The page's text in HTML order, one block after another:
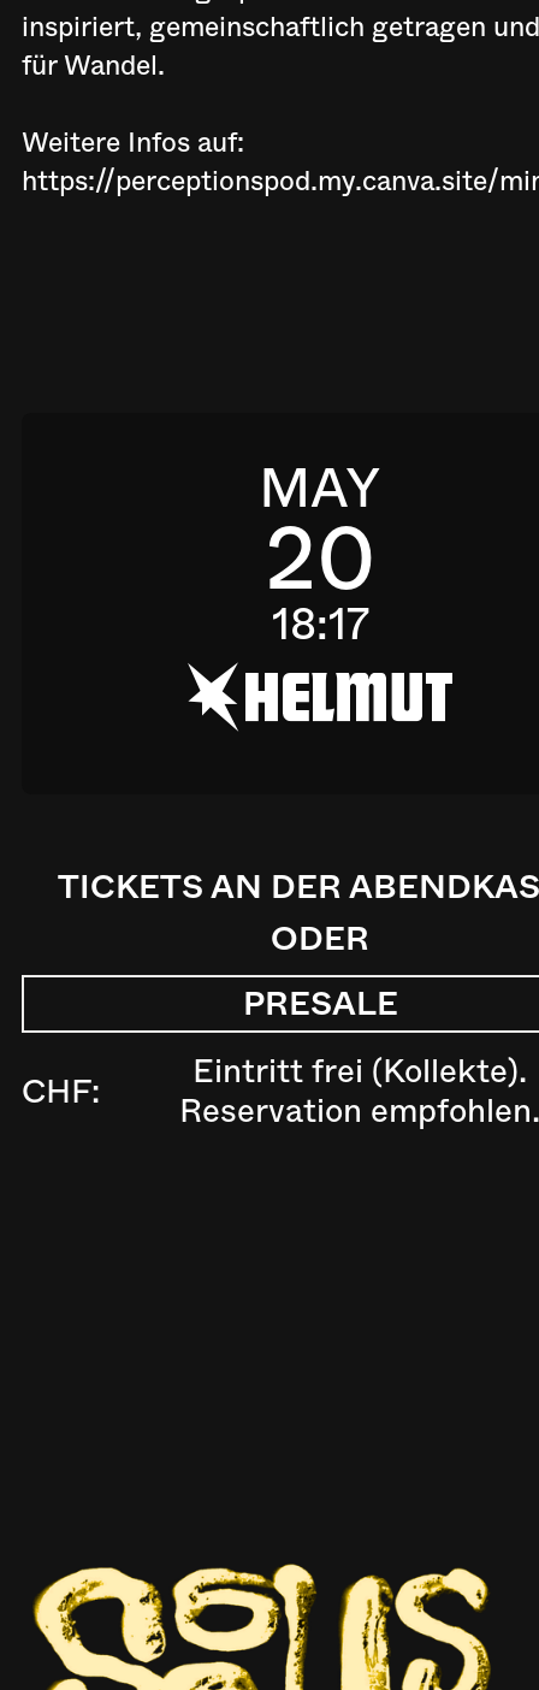
inspiriert, gemeinschaftlich getragen
für Wandel.
Weitere Infos auf:
https://perceptionspod.my.canva.site/
MAY
20
18:17
h
TICKETS AN DER
ODER
PRESALE
CHF:
Eintritt frei (Kollekte).
Reservation empfohlen.